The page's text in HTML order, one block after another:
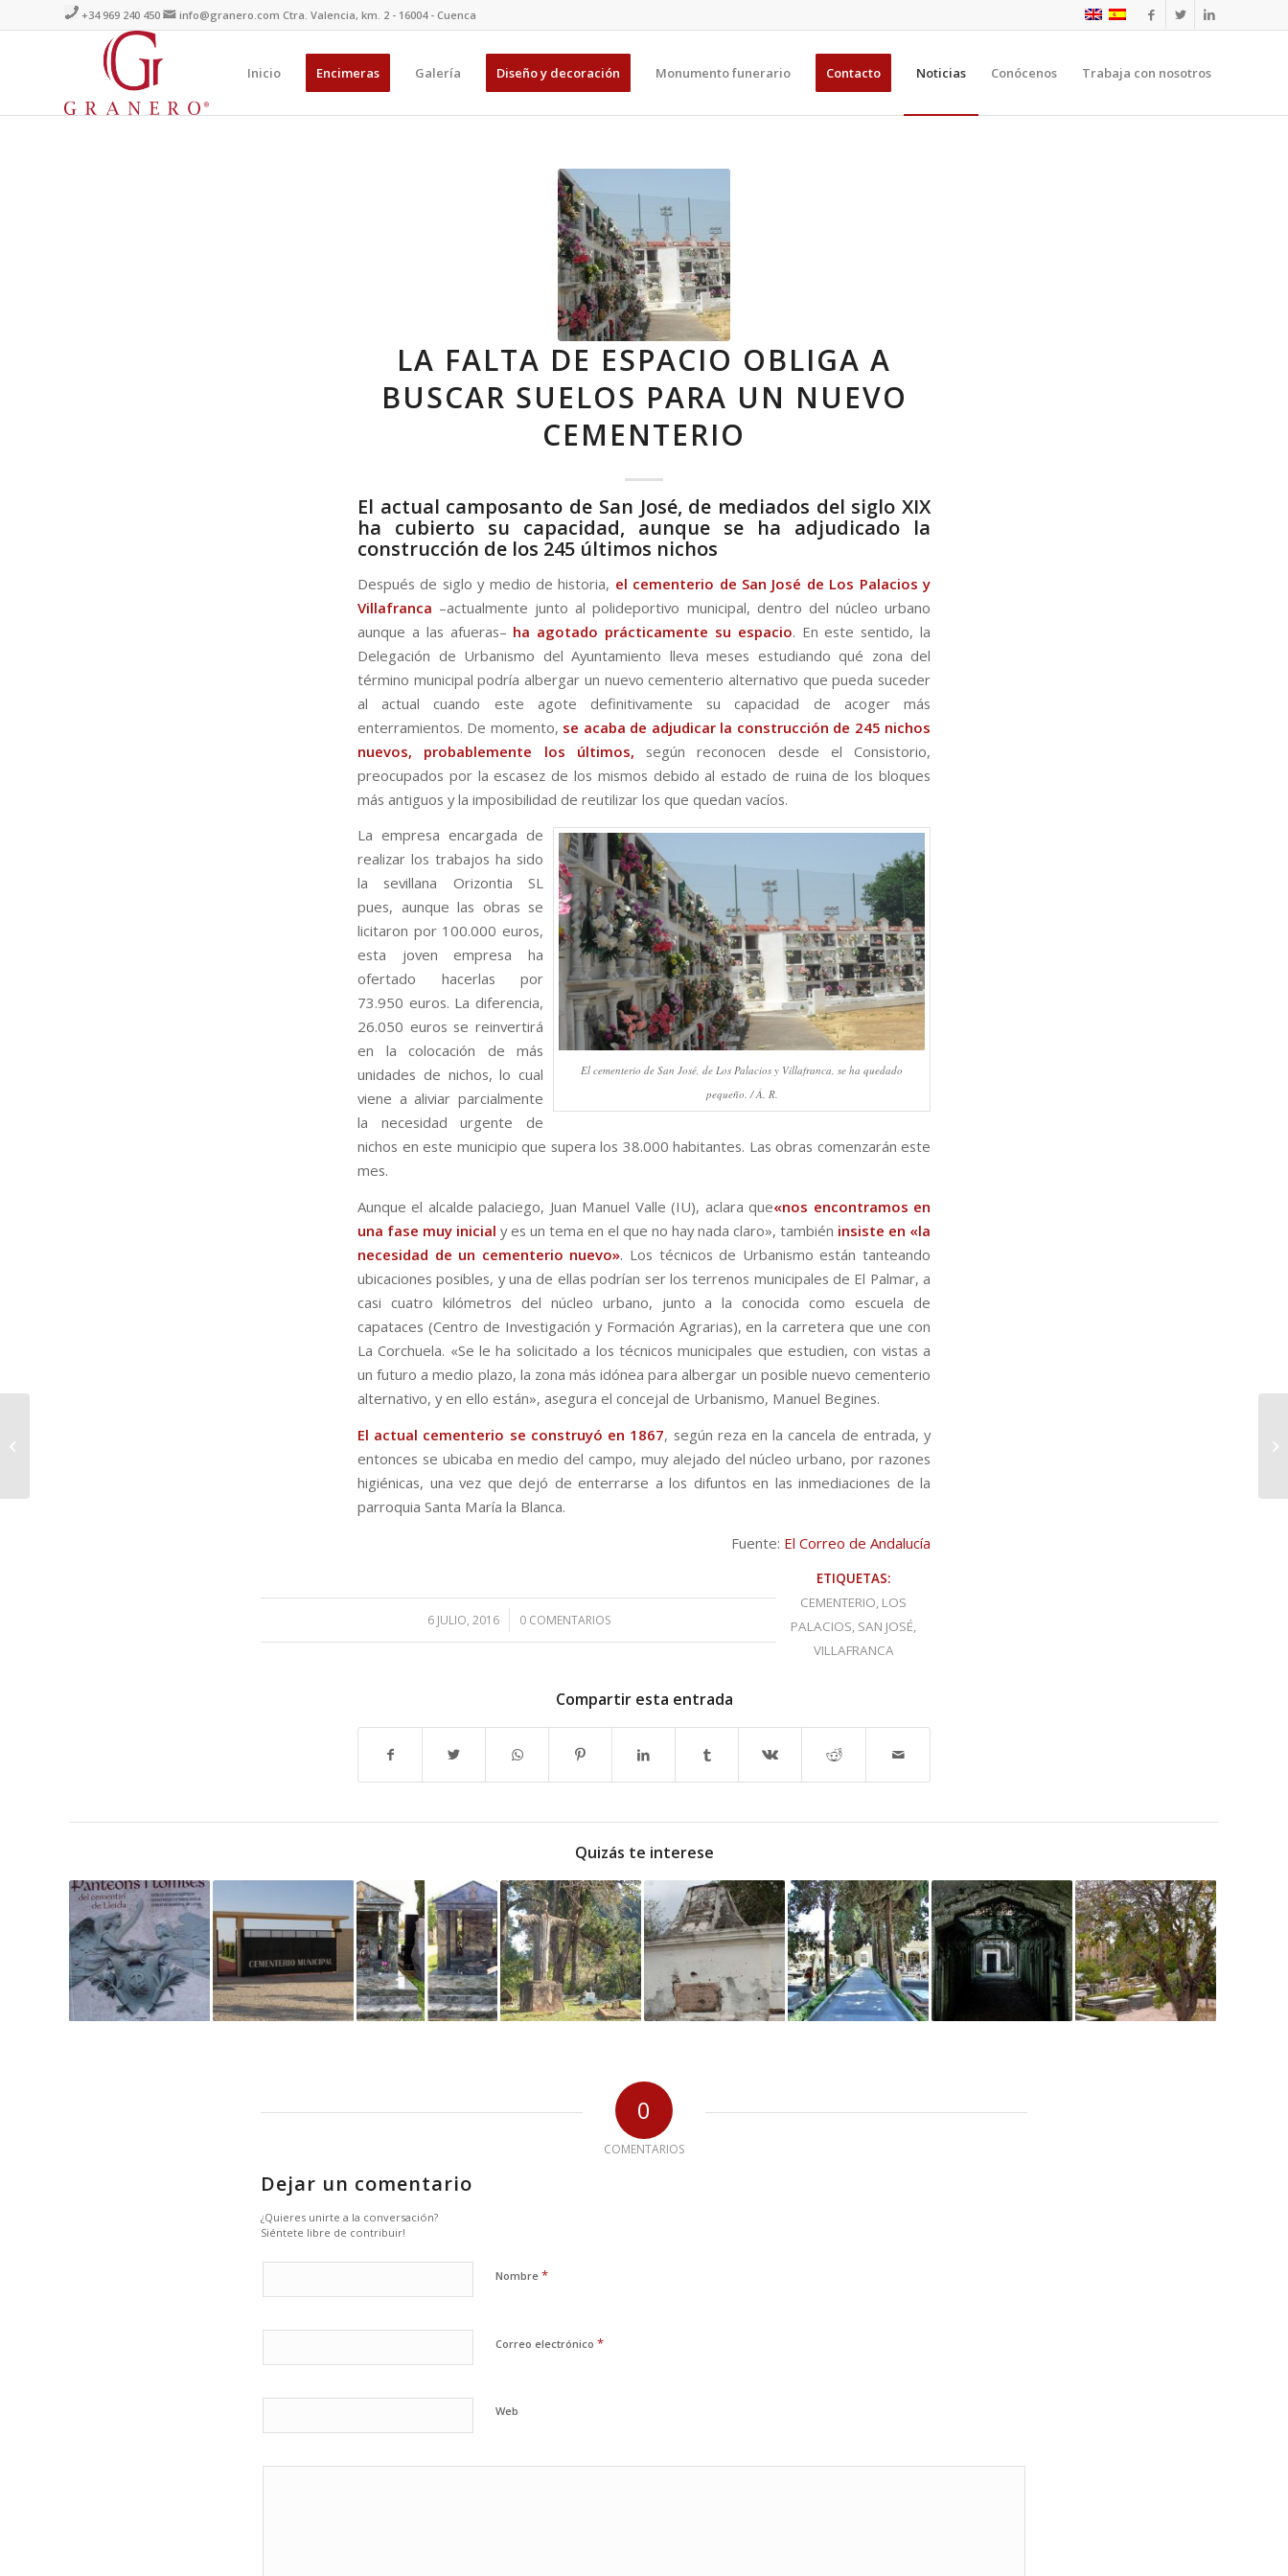
+34 969 240 450 info@granero.com Ctra. Valencia, km. 2 - 16004 - Cuenca
Inicio Encimeras Galería Diseño y decoración Monumento funerario Contacto Noticias Conócenos Trabaja con nosotros
LA FALTA DE ESPACIO OBLIGA A
BUSCAR SUELOS PARA UN NUEVO
CEMENTERIO
El actual camposanto de San José, de mediados del siglo XIX
ha cubierto su capacidad, aunque se ha adjudicado la
construcción de los 245 últimos nichos
Después de siglo y medio de historia, el cementerio de San José de Los Palacios y
Villafranca –actualmente junto al polideportivo municipal, dentro del núcleo urbano
aunque a las afueras– ha agotado prácticamente su espacio. En este sentido, la
Delegación de Urbanismo del Ayuntamiento lleva meses estudiando qué zona del
término municipal podría albergar un nuevo cementerio alternativo que pueda suceder
al actual cuando este agote definitivamente su capacidad de acoger más
enterramientos. De momento, se acaba de adjudicar la construcción de 245 nichos
nuevos, probablemente los últimos, según reconocen desde el Consistorio,
preocupados por la escasez de los mismos debido al estado de ruina de los bloques
más antiguos y la imposibilidad de reutilizar los que quedan vacíos.
El cementerio de San José, de Los Palacios y Villafranca, se ha quedado
pequeño. / Á. R.
La empresa encargada de
realizar los trabajos ha sido
la sevillana Orizontia SL
pues, aunque las obras se
licitaron por 100.000 euros,
esta joven empresa ha
ofertado hacerlas por
73.950 euros. La diferencia,
26.050 euros se reinvertirá
en la colocación de más
unidades de nichos, lo cual
viene a aliviar parcialmente
la necesidad urgente de
nichos en este municipio que supera los 38.000 habitantes. Las obras comenzarán este
mes.
Aunque el alcalde palaciego, Juan Manuel Valle (IU), aclara que«nos encontramos en
una fase muy inicial y es un tema en el que no hay nada claro», también insiste en «la
necesidad de un cementerio nuevo». Los técnicos de Urbanismo están tanteando
ubicaciones posibles, y una de ellas podrían ser los terrenos municipales de El Palmar, a
casi cuatro kilómetros del núcleo urbano, junto a la conocida como escuela de
capataces (Centro de Investigación y Formación Agrarias), en la carretera que une con
La Corchuela. «Se le ha solicitado a los técnicos municipales que estudien, con vistas a
un futuro a medio plazo, la zona más idónea para albergar un posible nuevo cementerio
alternativo, y en ello están», asegura el concejal de Urbanismo, Manuel Begines.
El actual cementerio se construyó en 1867, según reza en la cancela de entrada, y
entonces se ubicaba en medio del campo, muy alejado del núcleo urbano, por razones
higiénicas, una vez que dejó de enterrarse a los difuntos en las inmediaciones de la
parroquia Santa María la Blanca.
Fuente: El Correo de Andalucía
6 JULIO, 2016
/ 0 COMENTARIOS
ETIQUETAS:
CEMENTERIO, LOS
PALACIOS, SAN JOSÉ,
VILLAFRANCA
Compartir esta entrada
Quizás te interese
0
COMENTARIOS
Dejar un comentario
¿Quieres unirte a la conversación?
Siéntete libre de contribuir!
Nombre *
Correo electrónico *
Web